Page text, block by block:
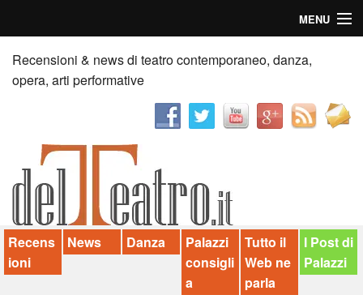
MENU
Home
Recensioni
News
Palazzi consiglia
Video
Chi siamo
Recensioni & news di teatro contemporaneo, danza,
opera, arti performative
Recens
ioni
News Danza
Palazzi
consigli
a
Tutto il
Web ne
parla
I Post di
Palazzi